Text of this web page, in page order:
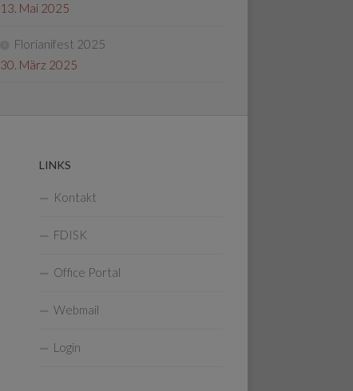
13. Mai 2025
Florianifest 2025
30. März 2025
LINKS
Kontakt
FDISK
Office Portal
Webmail
Login